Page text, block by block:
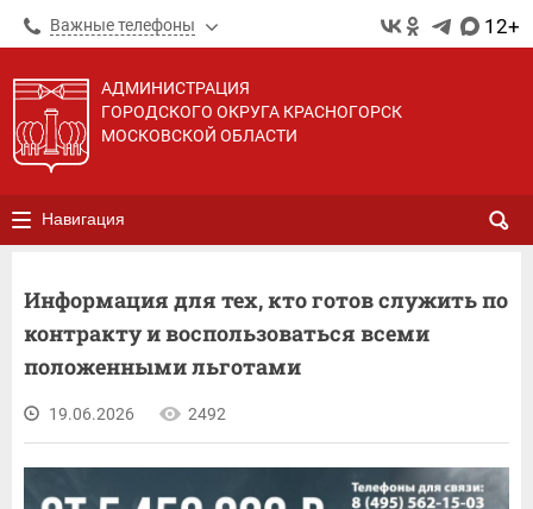
Важные телефоны 12+
АДМИНИСТРАЦИЯ
ГОРОДСКОГО ОКРУГА КРАСНОГОРСК
МОСКОВСКОЙ ОБЛАСТИ
Навигация
Информация для тех, кто готов служить по
контракту и воспользоваться всеми
положенными льготами
19.06.2026 2492